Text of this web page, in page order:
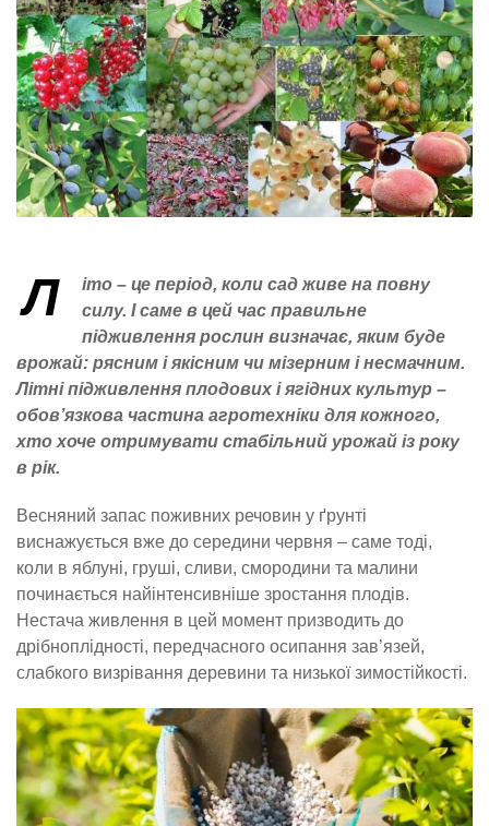
Л
іто – це період, коли сад живе на повну
силу. І саме в цей час правильне
підживлення рослин визначає, яким буде
врожай: рясним і якісним чи мізерним і несмачним.
Літні підживлення плодових і ягідних культур –
обов’язкова частина агротехніки для кожного,
хто хоче отримувати стабільний урожай із року
в рік.
Весняний запас поживних речовин у ґрунті
виснажується вже до середини червня – саме тоді,
коли в яблуні, груші, сливи, смородини та малини
починається найінтенсивніше зростання плодів.
Нестача живлення в цей момент призводить до
дрібноплідності, передчасного осипання зав’язей,
слабкого визрівання деревини та низької зимостійкості.